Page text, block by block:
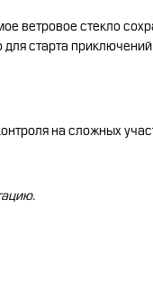
ветровое стекло
старта
на сложных